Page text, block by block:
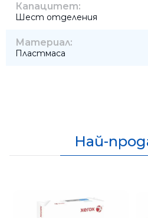
Капацитет:
Шест отделения
Материал:
Пластмаса
Най-